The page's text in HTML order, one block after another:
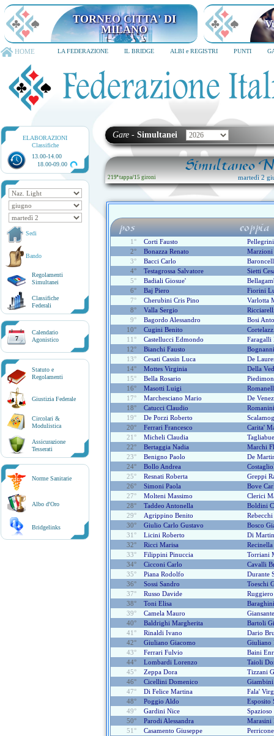
TORNEO CITTA' DI MILANO
6-8 dicembre 2026
HOME LA FEDERAZIONE IL BRIDGE ALBI e REGISTRI PUNTI
ELABORAZIONI
Classifiche
13.00-14.00
18.00-09.00
Sedi
Bando
Regolamenti
Simultanei
Classifiche
Federali
7
Calendario
Agonistico
Statuto e
Regolamenti
Giustizia Federale
Circolari &
Modulistica
Assicurazione
Tesserati
Norme Sanitarie
Albo d'Oro
Bridgelinks
Gare - Simultanei
Simultaneo
219ª tappa/15 gironi martedì 2
pos coppia
1° Corti Fausto
2°
Bonazza Renato
3°
Bacci Carlo
4°
Testagrossa Salvatore
Sietti
5°
Badiali Giosue'
6°
Baj Piero
Fiorini
7°
Cherubini Cris Pino
Varlotta
8°
Valla Sergio
9°
Bagordo Alessandro
Bosi
10°
Cugini Benito
11°
Castellucci Edmondo
Faragalli
12°
Bianchi Fausto
13°
Cesati Cassin Luca
De
14°
Mottes Virginia
Della
15°
Bella Rosario
16°
Masotti Luigi
17°
Marchesciano Mario
De
18°
Catucci Claudio
19°
De Porzi Roberto
20°
Ferrari Francesco
Carita'
21°
Micheli Claudia
22°
Bertaggia Nadia
Marchi
23°
Benigno Paolo
De
24°
Bollo Andrea
25°
Resnati Roberta
Greppi
26°
Simoni Paola
Bove
27°
Molteni Massimo
Clerici
28°
Taddeo Antonella
Boldini
29°
Agrippino Benito
30°
Giulio Carlo Gustavo
Bosco
31°
Licini Roberto
Di
32°
Ricci Marisa
Recinella
33°
Filippini Pinuccia
Torriani
34°
Cicconi Carlo
Cavalli
35°
Piana Rodolfo
Durante
36°
Sossi Sandro
Toeschi
37°
Russo Davide
38°
Toni Elisa
39°
Camela Mauro
40°
Baldrighi Margherita
Bartoli
41°
Rinaldi Ivano
Dario
42°
Giuliano Giacomo
Giuliano
43°
Ferrari Fulvio
Baini
44°
Lombardi Lorenzo
Taioli
45°
Zeppa Dora
Tizzani
46°
Cicellini Domenico
47°
Di Felice Martina
Fala'
48°
Poggio Aldo
Esposito
49°
Gardini Nice
50°
Parodi Alessandra
Marasini
51°
Casamento Giuseppe